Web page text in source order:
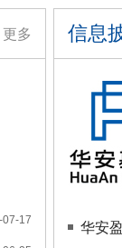
更多
17
信息
华安